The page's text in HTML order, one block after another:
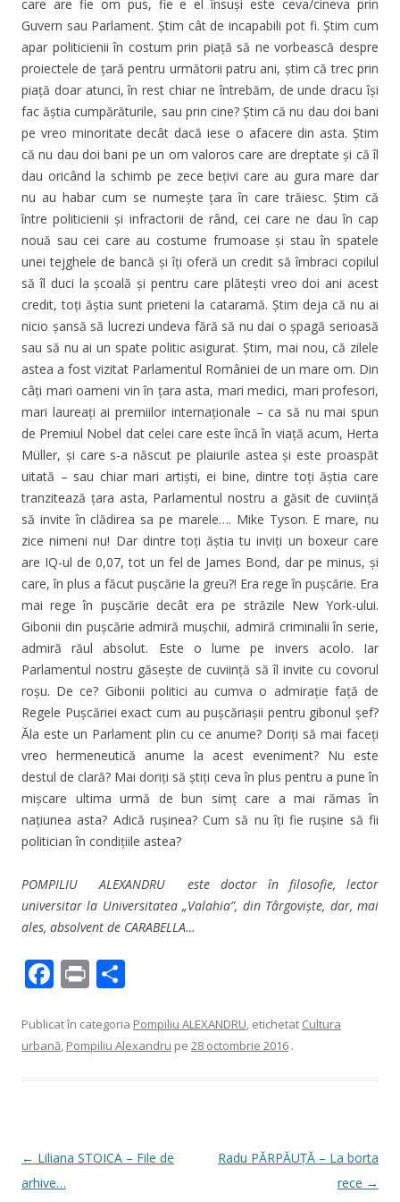
care are fie om pus, fie e el însuși este ceva/cineva prin
Guvern sau Parlament. Știm cât de incapabili pot fi. Știm cum
apar politicienii în costum prin piață să ne vorbească despre
proiectele de țară pentru următorii patru ani, știm că trec prin
piață doar atunci, în rest chiar ne întrebăm, de unde dracu își
fac ăștia cumpărăturile, sau prin cine? Știm că nu dau doi bani
pe vreo minoritate decât dacă iese o afacere din asta. Știm
că nu dau doi bani pe un om valoros care are dreptate și că îl
dau oricând la schimb pe zece bețivi care au gura mare dar
nu au habar cum se numește țara în care trăiesc. Știm că
între politicienii și infractorii de rând, cei care ne dau în cap
nouă sau cei care au costume frumoase și stau în spatele
unei tejghele de bancă și îți oferă un credit să îmbraci copilul
să îl duci la școală și pentru care plătești vreo doi ani acest
credit, toți ăștia sunt prieteni la cataramă. Știm deja că nu ai
nicio șansă să lucrezi undeva fără să nu dai o șpagă serioasă
sau să nu ai un spate politic asigurat. Știm, mai nou, că zilele
astea a fost vizitat Parlamentul României de un mare om. Din
câți mari oameni vin în țara asta, mari medici, mari profesori,
mari laureați ai premiilor internaționale – ca să nu mai spun
de Premiul Nobel dat celei care este încă în viață acum, Herta
Müller, și care s-a născut pe plaiurile astea și este proaspăt
uitată – sau chiar mari artiști, ei bine, dintre toți ăștia care
tranzitează țara asta, Parlamentul nostru a găsit de cuviință
să invite în clădirea sa pe marele…. Mike Tyson. E mare, nu
zice nimeni nu! Dar dintre toți ăștia tu inviți un boxeur care
are IQ-ul de 0,07, tot un fel de James Bond, dar pe minus, și
care, în plus a făcut pușcărie la greu?! Era rege în pușcărie. Era
mai rege în pușcărie decât era pe străzile New York-ului.
Gibonii din pușcărie admiră mușchii, admiră criminalii în serie,
admiră răul absolut. Este o lume pe invers acolo. Iar
Parlamentul nostru găsește de cuviință să îl invite cu covorul
roșu. De ce? Gibonii politici au cumva o admirație față de
Regele Pușcăriei exact cum au pușcăriașii pentru gibonul șef?
Ăla este un Parlament plin cu ce anume? Doriți să mai faceți
vreo hermeneutică anume la acest eveniment? Nu este
destul de clară? Mai doriți să știți ceva în plus pentru a pune în
mișcare ultima urmă de bun simț care a mai rămas în
națiunea asta? Adică rușinea? Cum să nu îți fie rușine să fii
politician în condițiile astea?
POMPILIU ALEXANDRU
este doctor în filosofie, lector
universitar la Universitatea „Valahia”, din Târgoviște, dar, mai
ales, absolvent de CARABELLA…
F
e
b
k
Pr
t ta
je
Publicat în categoria Pompiliu ALEXANDRU, etichetat Cultura
urbană, Pompiliu Alexandru pe 28 octombrie 2016 .
Navigare
în
← Liliana STOICA – File de
arhive…
Radu PĂRPĂUȚĂ – La borta
rece →